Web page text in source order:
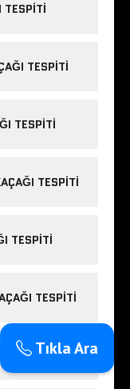
TESPITI
TESPITI
TESPITI
TESPITI
TESPITI
TESPITI
TESPITI
Tıkla Ara